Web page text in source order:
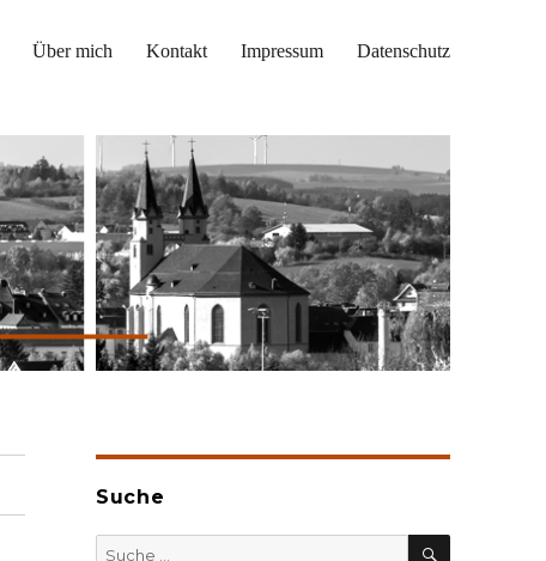
Über mich Kontakt Impressum Datenschutz
Suche
SUCHEN